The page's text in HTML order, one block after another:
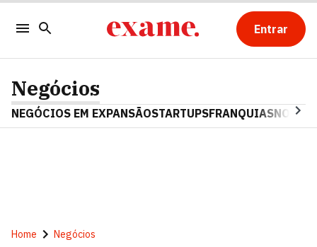
Entrar
Negócios
NEGÓCIOS EM EXPANSÃOSTARTUPSFRANQUIAS
Home Negócios